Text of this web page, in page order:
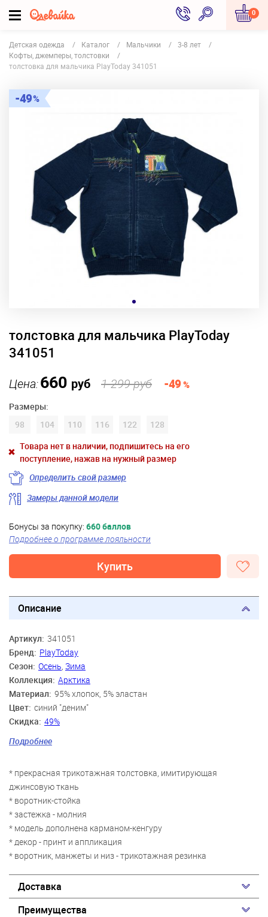
0
Детская одежда Каталог Мальчики
3-8 лет
Кофты, джемперы, толстовки
толстовка для мальчика PlayToday 341051
49
толстовка для мальчика PlayToday
341051
Цена:660 руб 1 299 руб -49%
Размеры:
98
104 110 116 122
128
Товара нет в наличии, подпишитесь на его
поступление, нажав на нужный размер
Определить свой размер
Замеры данной модели
Бонусы за покупку: 660 баллов
Подробнее о программе лояльности
Купить
Описание
Артикул: 341051
Бренд: PlayToday
Сезон: Осень Зима
Коллекция: Арктика
Материал: 95% хлопок, 5% эластан
Цвет: синий "деним"
Скидка: 49%
Возраст: 3 года, 4 года, 5 лет, 6 лет, 7 лет, 8 лет
Подробнее
* прекрасная трикотажная толстовка, имитирующая
джинсовую ткань
* воротник-стойка
* застежка - молния
* модель дополнена карманом-кенгуру
* декор - принт и аппликация
* воротник, манжеты и низ - трикотажная резинка
Доставка
Преимущества